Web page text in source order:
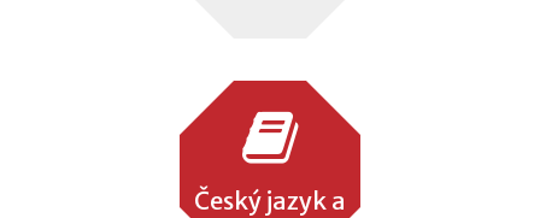
Český jazyk a